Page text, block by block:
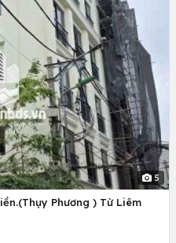
5
Phương ) Từ Liêm